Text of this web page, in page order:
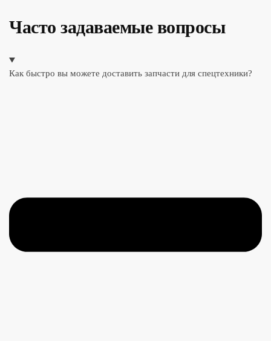
Часто задаваемые вопросы
Как быстро вы можете доставить запчасти для спецтехники?